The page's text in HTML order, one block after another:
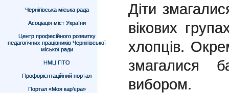
Чернігівська міська рада
Асоціація міст України
Центр професійного розвитку
педагогічних працівників Чернігівської
міської ради
НМЦ ПТО
Профорієнтаційний портал
Портал «Моя кар’єра»
Діти
вікових
хлопців.
змагалися
вибором.